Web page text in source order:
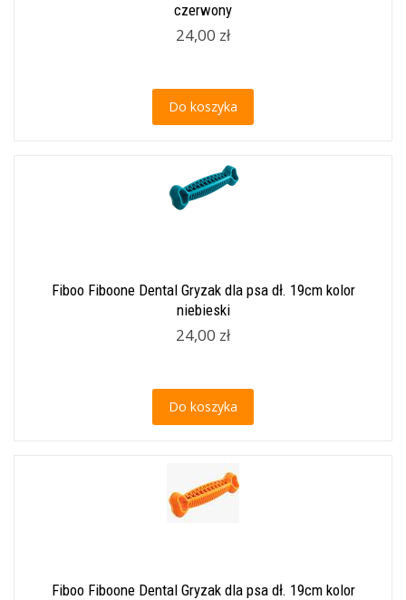
czerwony
24,00 zł
Do koszyka
Fiboo Fiboone Dental Gryzak dla psa dł. 19cm kolor
niebieski
24,00 zł
Do koszyka
Fiboo Fiboone Dental Gryzak dla psa dł. 19cm kolor